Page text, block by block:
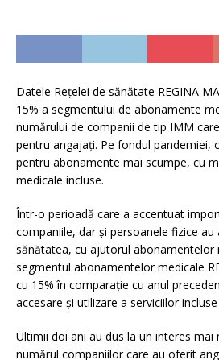
Datele Rețelei de sănătate REGINA
15% a segmentului de abonamente
numărului de companii de tip IMM
pentru angajați. Pe fondul pandemiei,
pentru abonamente mai scumpe, cu
medicale incluse.
Într-o perioadă care a accentuat
companiile, dar și persoanele fizice au
sănătatea, cu ajutorul abonamentelor
segmentul abonamentelor medicale
cu 15% în comparație cu anul
accesare și utilizare a serviciilor
Ultimii doi ani au dus la un interes mai
numărul companiilor care au oferit